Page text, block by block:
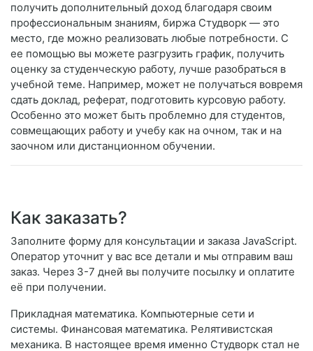
получить дополнительный доход благодаря своим
профессиональным знаниям, биржа Студворк — это
место, где можно реализовать любые потребности. С
ее помощью вы можете разгрузить график, получить
оценку за студенческую работу, лучше разобраться в
учебной теме. Например, может не получаться вовремя
сдать доклад, реферат, подготовить курсовую работу.
Особенно это может быть проблемно для студентов,
совмещающих работу и учебу как на очном, так и на
заочном или дистанционном обучении.
Как заказать?
Заполните форму для консультации и заказа JavaScript.
Оператор уточнит у вас все детали и мы отправим ваш
заказ. Через 3-7 дней вы получите посылку и оплатите
её при получении.
Прикладная математика. Компьютерные сети и
системы. Финансовая математика. Релятивистская
механика. В настоящее время именно Студворк стал не